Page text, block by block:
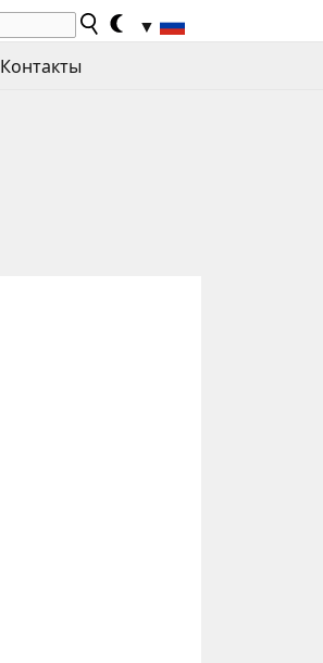
▼
Контакты